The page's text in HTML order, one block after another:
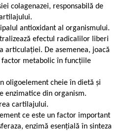
colagenazei, responsabilă de
antioxidant al organismului.
efectul radicalilor liberi
articulației. De asemenea, joacă
metabolic în funcțiile
oligoelement cheie în dietă și
enzimatice din organism.
cartilajului.
ce este un factor important
enzimă esențială în sinteza